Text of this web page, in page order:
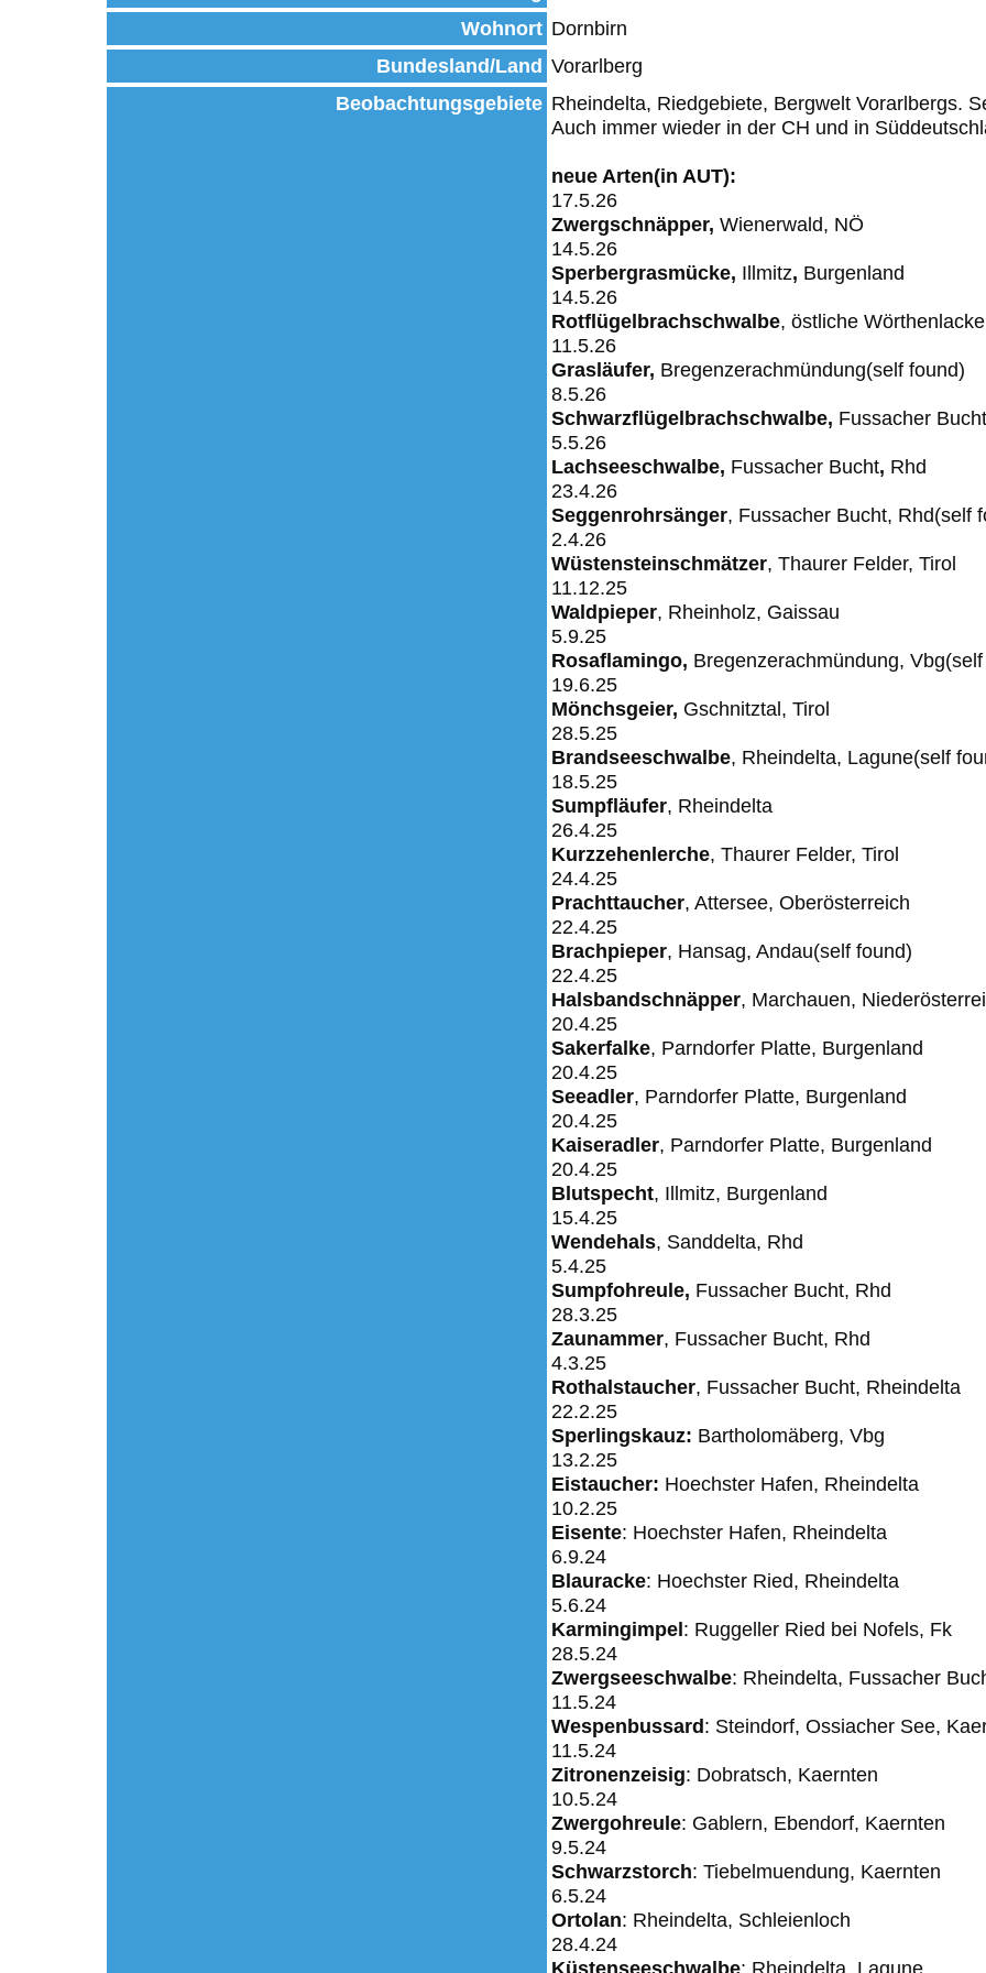
Wohnort Dornbirn
Bundesland/Land Vorarlberg
Beobachtungsgebiete Rheindelta, Riedgebiete, Bergwelt Vorarlbergs.
Auch immer wieder in der CH und in
neue Arten(in AUT):
17.5.26
Zwergschnäpper, Wienerwald, NÖ
14.5.26
Sperbergrasmücke, Illmitz, Burgenland
14.5.26
Rotflügelbrachschwalbe, östliche
11.5.26
Grasläufer, Bregenzerachmündung(self found)
8.5.26
Schwarzflügelbrachschwalbe, Fussacher Bucht
5.5.26
Lachseeschwalbe, Fussacher Bucht, Rhd
23.4.26
Seggenrohrsänger, Fussacher Bucht, Rhd(self
2.4.26
Wüstensteinschmätzer, Thaurer Felder, Tirol
11.12.25
Waldpieper, Rheinholz, Gaissau
5.9.25
Rosaflamingo, Bregenzerachmündung,
19.6.25
Mönchsgeier, Gschnitztal, Tirol
28.5.25
Brandseeschwalbe, Rheindelta, Lagune(self
18.5.25
Sumpfläufer, Rheindelta
26.4.25
Kurzzehenlerche, Thaurer Felder, Tirol
24.4.25
Prachttaucher, Attersee, Oberösterreich
22.4.25
Brachpieper, Hansag, Andau(self found)
22.4.25
Halsbandschnäpper, Marchauen,
20.4.25
Sakerfalke, Parndorfer Platte, Burgenland
20.4.25
Seeadler, Parndorfer Platte, Burgenland
20.4.25
Kaiseradler, Parndorfer Platte, Burgenland
20.4.25
Blutspecht, Illmitz, Burgenland
15.4.25
Wendehals, Sanddelta, Rhd
5.4.25
Sumpfohreule, Fussacher Bucht, Rhd
28.3.25
Zaunammer, Fussacher Bucht, Rhd
4.3.25
Rothalstaucher, Fussacher Bucht, Rheindelta
22.2.25
Sperlingskauz: Bartholomäberg, Vbg
13.2.25
Eistaucher: Hoechster Hafen, Rheindelta
10.2.25
Eisente: Hoechster Hafen, Rheindelta
6.9.24
Blauracke: Hoechster Ried, Rheindelta
5.6.24
Karmingimpel: Ruggeller Ried bei Nofels, Fk
28.5.24
Zwergseeschwalbe: Rheindelta, Fussacher
11.5.24
Wespenbussard: Steindorf, Ossiacher See,
11.5.24
Zitronenzeisig: Dobratsch, Kaernten
10.5.24
Zwergohreule: Gablern, Ebendorf, Kaernten
​​​​​​9.5.24
Schwarzstorch: Tiebelmuendung, Kaernten
6.5.24
Ortolan: Rheindelta, Schleienloch
28.4.24
Küstenseeschwalbe: Rheindelta, Lagune